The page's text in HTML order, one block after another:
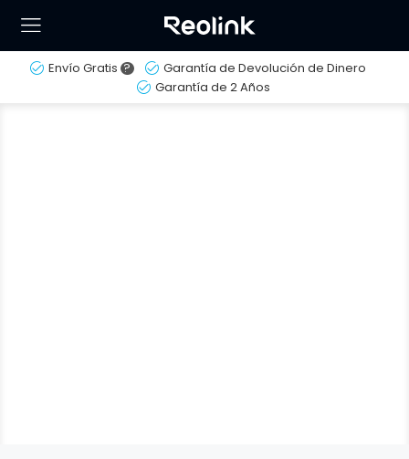
Envío Gratis ?
Garantía de Devolución de Dinero
Garantía de 2 Años